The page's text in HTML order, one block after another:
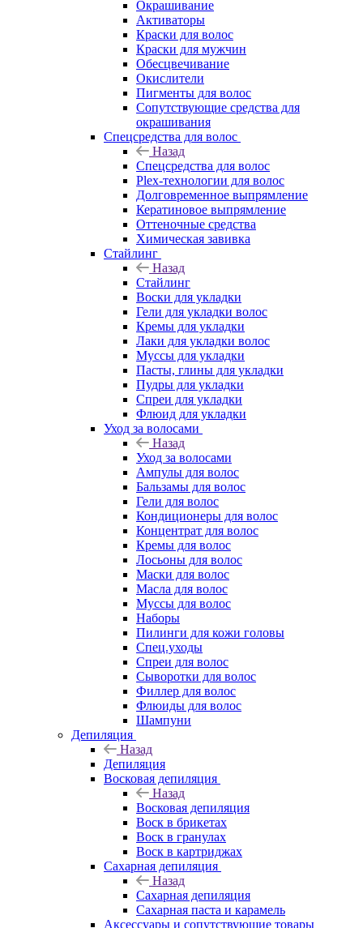
Окрашивание
Активаторы
Краски для волос
Краски для мужчин
Обесцвечивание
Окислители
Пигменты для волос
Сопутствующие средства для
окрашивания
Спецсредства для волос
Назад
Спецсредства для волос
Plex-технологии для волос
Долговременное выпрямление
Кератиновое выпрямление
Оттеночные средства
Химическая завивка
Стайлинг
Назад
Стайлинг
Воски для укладки
Гели для укладки волос
Кремы для укладки
Лаки для укладки волос
Муссы для укладки
Пасты, глины для укладки
Пудры для укладки
Спреи для укладки
Флюид для укладки
Уход за волосами
Назад
Уход за волосами
Ампулы для волос
Бальзамы для волос
Гели для волос
Кондиционеры для волос
Концентрат для волос
Кремы для волос
Лосьоны для волос
Маски для волос
Масла для волос
Муссы для волос
Наборы
Пилинги для кожи головы
Спец.уходы
Спреи для волос
Сыворотки для волос
Филлер для волос
Флюиды для волос
Шампуни
Депиляция
Назад
Депиляция
Восковая депиляция
Назад
Восковая депиляция
Воск в брикетах
Воск в гранулах
Воск в картриджах
Сахарная депиляция
Назад
Сахарная депиляция
Сахарная паста и карамель
Аксессуары и сопутствующие товары